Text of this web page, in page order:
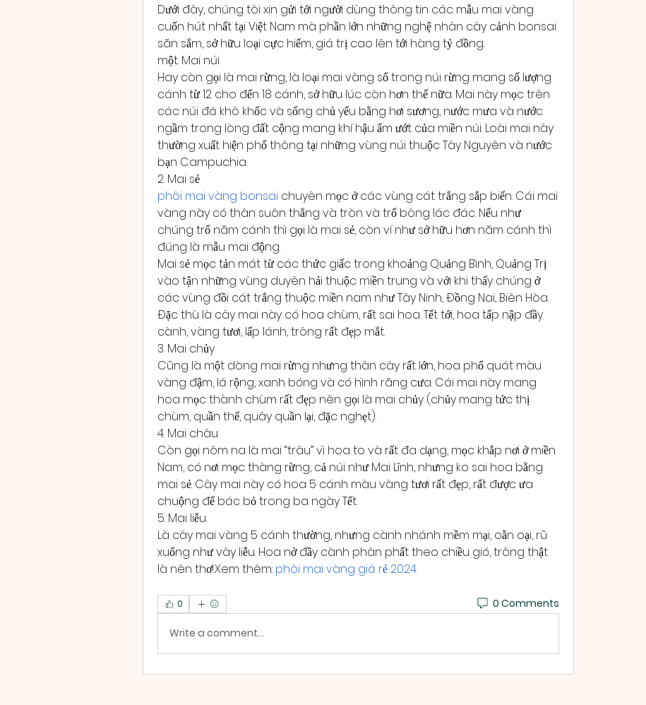
Dưới đây, chúng tôi xin gửi tới người dùng thông tin các mẫu mai vàng
cuốn hút nhất tại Việt Nam mà phần lớn những nghệ nhân cây cảnh bonsai
săn sắm, sở hữu loại cực hiếm, giá trị cao lên tới hàng tỷ đồng.
một. Mai núi
Hay còn gọi là mai rừng, là loại mai vàng số trong núi rừng mang số lượng
cánh từ 12 cho đến 18 cánh, sở hữu lúc còn hơn thế nữa. Mai này mọc trên
các núi đá khô khốc và sống chủ yếu bằng hơi sương, nước mưa và nước
ngầm trong lòng đất cộng mang khí hậu ẩm ướt của miền núi. Loài mai này
thường xuất hiện phổ thông tại những vùng núi thuộc Tây Nguyên và nước
bạn Campuchia.
2. Mai sẻ
phôi mai vàng bonsai chuyên mọc ở các vùng cát trắng sắp biển. Cái mai
vàng này có thân suôn thẳng và tròn và trổ bông lác đác. Nếu như
chúng trổ năm cánh thì gọi là mai sẻ, còn ví như sở hữu hơn năm cánh thì
đúng là mẫu mai động.
Mai sẻ mọc tản mát từ các thức giấc trong khoảng Quảng Bình, Quảng Trị
vào tận những vùng duyên hải thuộc miền trung và với khi thấy chúng ở
các vùng đồi cát trắng thuộc miền nam như Tây Ninh, Đồng Nai, Biên Hòa.
Đặc thù là cây mai này có hoa chùm, rất sai hoa. Tết tới, hoa tấp nập đầy
cành, vàng tươi, lấp lánh, trông rất đẹp mắt.
3. Mai chủy
Cũng là một dòng mai rừng nhưng thân cây rất lớn, hoa phổ quát màu
vàng đậm, lá rộng, xanh bóng và có hình răng cưa. Cái mai này mang
hoa mọc thành chùm rất đẹp nên gọi là mai chủy (chủy mang tức thị
chùm, quần thể, quây quần lại, đặc nghẹt).
4. Mai châu
Còn gọi nôm na là mai “trâu” vì hoa to và rất đa dạng, mọc khắp nơi ở miền
Nam, có nơi mọc thàng rừng, cả núi như Mai Lĩnh, nhưng ko sai hoa bằng
mai sẻ. Cây mai này có hoa 5 cánh màu vàng tươi rất đẹp, rất được ưa
chuộng để bác bỏ trong ba ngày Tết.
5. Mai liễu
Là cây mai vàng 5 cánh thường, nhưng cành nhánh mềm mại, oằn oại, rũ
xuống như vây liễu. Hoa nở đầy cành phân phất theo chiều gió, trông thật
là nên thơ!.Xem thêm: phôi mai vàng giá rẻ 2024
0 0 Comments
Write a comment...